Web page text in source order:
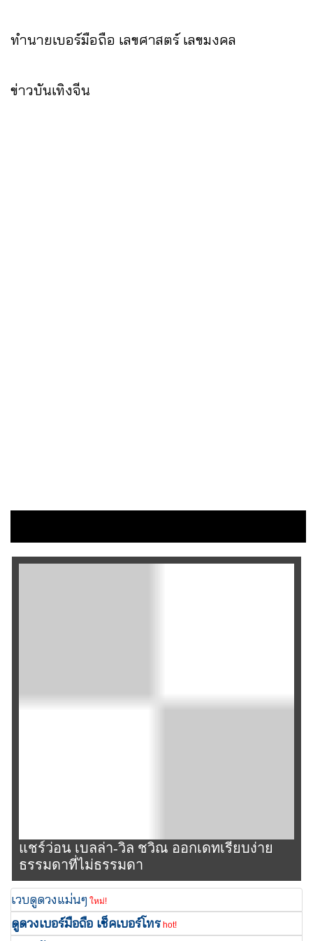
ทำนายเบอร์มือถือ เลขศาสตร์ เลขมงคล
ข่าวบันเทิงจีน
แชร์ว่อน เบลล่า-วิล ชวิณ ออกเดทเรียบง่าย
ธรรมดาที่ไม่ธรรมดา
เวบดูดวงแม่นๆ ใหม่!
ดูดวงเบอร์มือถือ เช็คเบอร์โทร hot!